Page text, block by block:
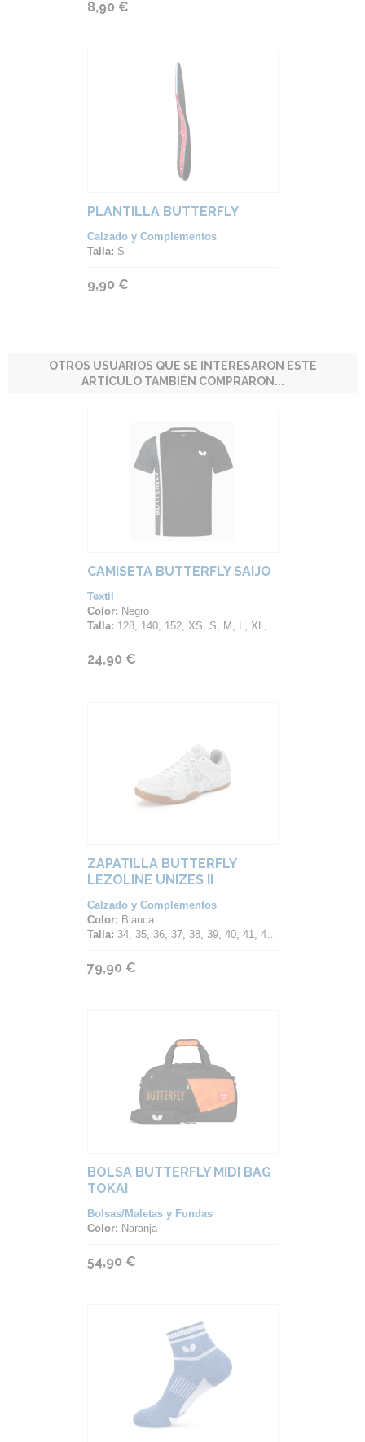
8,90 €
PLANTILLA BUTTERFLY
Calzado y Complementos
Talla: S
9,90 €
OTROS USUARIOS QUE SE INTERESARON ESTE
ARTÍCULO TAMBIÉN COMPRARON...
CAMISETA BUTTERFLY SAIJO
Textil
Color: Negro
Talla: 128, 140, 152, XS, S, M, L, XL, 2XL, 3XL, 4XL
24,90 €
ZAPATILLA BUTTERFLY
LEZOLINE UNIZES II
Calzado y Complementos
Color: Blanca
Talla: 34, 35, 36, 37, 38, 39, 40, 41, 42, 43, 44, 45, 46, 47
79,90 €
BOLSA BUTTERFLY MIDI BAG
TOKAI
Bolsas/Maletas y Fundas
Color: Naranja
54,90 €